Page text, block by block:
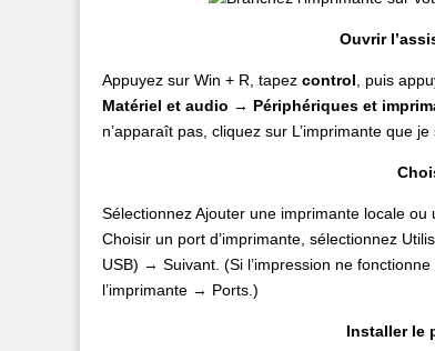
Ouvrir
Appuyez sur Win + R, tapez control , puis
Matériel et audio → Périphériques et
n’apparaît pas, cliquez sur L’imprimante que
Sélectionnez Ajouter une imprimante locale
Choisir un port d’imprimante, sélectionnez
USB) → Suivant. (Si l’impression ne
l’imprimante → Ports.)
Installer le